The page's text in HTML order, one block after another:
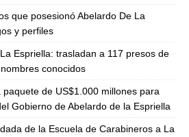
que posesionó Abelardo De La
y perfiles
Espriella: trasladan a 117 presos de
conocidos
paquete de US$1.000 millones para
Gobierno de Abelardo de la Espriella
de la Escuela de Carabineros a La